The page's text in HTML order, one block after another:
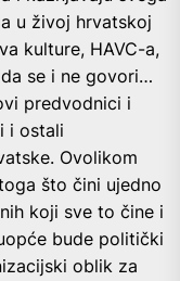
u živoj hrvatskoj
kulture, HAVC-a,
se i ne govori…
predvodnici i
i ostali
Ovolikom
što čini ujedno
koji sve to čine i
bude politički
oblik za